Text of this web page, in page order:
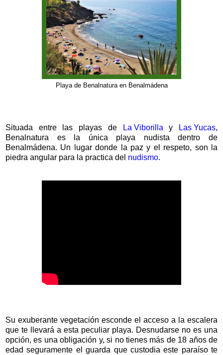
Playa de Benalnatura en Benalmádena
Situada entre las playas de La Viborillay Las Yucas,
Benalnatura es la única playa nudista dentro de
Benalmádena. Un lugar donde la paz y el respeto, son la
piedra angular para la practica del nudismo.
Su exuberante vegetación esconde el acceso a la escalera
que te llevará a esta peculiar playa. Desnudarse no es una
opción, es una obligación y, si no tienes más de 18 años de
edad seguramente el guarda que custodia este paraíso te